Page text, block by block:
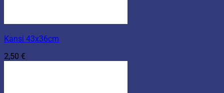
Kansi 43x36cm
2,50 €